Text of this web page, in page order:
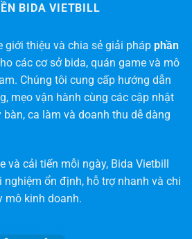
BIDA VIETBILL
giới thiệu và chia sẻ giải pháp phần
các cơ sở bida, quán game và mô
Chúng tôi cung cấp hướng dẫn
mẹo vận hành cùng các cập nhật
ca làm và doanh thu dễ dàng
và cải tiến mỗi ngày, Bida Vietbill
ổn định, hỗ trợ nhanh và chi
mô kinh doanh.